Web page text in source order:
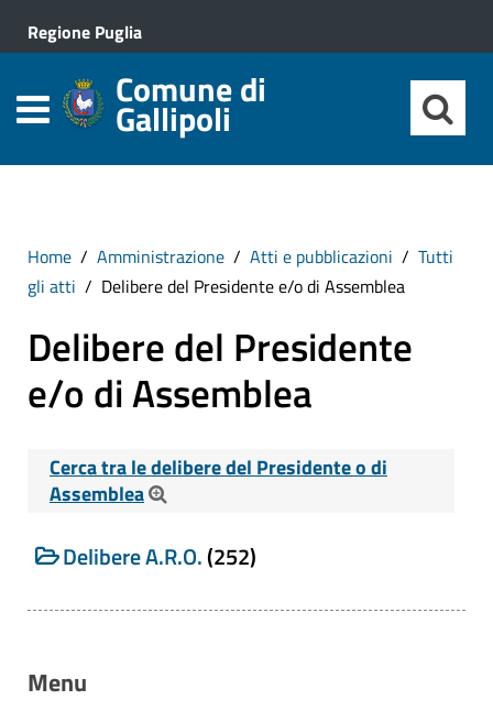
Regione Puglia
Comune di
Gallipoli
Home Amministrazione Atti e pubblicazioni
Tutti
gli atti
Delibere del Presidente e/o di Assemblea
Delibere del Presidente
e/o di Assemblea
Cerca tra le delibere del Presidente o di
Assemblea
Cerca tra le Delibere del Presidente o di
Delibere A.R.O.(252)
Menu